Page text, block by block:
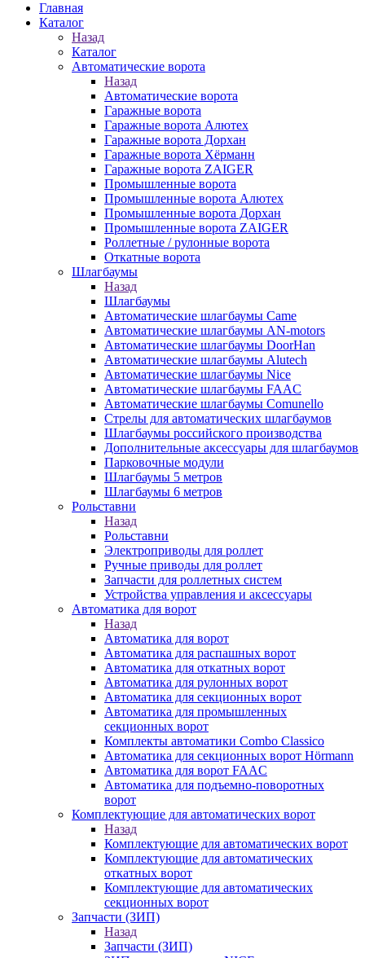
Главная
Каталог
Назад
Каталог
Автоматические ворота
Назад
Автоматические ворота
Гаражные ворота
Гаражные ворота Алютех
Гаражные ворота Дорхан
Гаражные ворота Хёрманн
Гаражные ворота ZAIGER
Промышленные ворота
Промышленные ворота Алютех
Промышленные ворота Дорхан
Промышленные ворота ZAIGER
Роллетные / рулонные ворота
Откатные ворота
Шлагбаумы
Назад
Шлагбаумы
Автоматические шлагбаумы Came
Автоматические шлагбаумы AN-motors
Автоматические шлагбаумы DoorHan
Автоматические шлагбаумы Alutech
Автоматические шлагбаумы Nice
Автоматические шлагбаумы FAAC
Автоматические шлагбаумы Comunello
Стрелы для автоматических шлагбаумов
Шлагбаумы российского производства
Дополнительные аксессуары для шлагбаумов
Парковочные модули
Шлагбаумы 5 метров
Шлагбаумы 6 метров
Рольставни
Назад
Рольставни
Электроприводы для роллет
Ручные приводы для роллет
Запчасти для роллетных систем
Устройства управления и аксессуары
Автоматика для ворот
Назад
Автоматика для ворот
Автоматика для распашных ворот
Автоматика для откатных ворот
Автоматика для рулонных ворот
Автоматика для секционных ворот
Автоматика для промышленных
секционных ворот
Комплекты автоматики Combo Classico
Автоматика для секционных ворот Hörmann
Автоматика для ворот FAAC
Автоматика для подъемно-поворотных
ворот
Комплектующие для автоматических ворот
Назад
Комплектующие для автоматических ворот
Комплектующие для автоматических
откатных ворот
Комплектующие для автоматических
секционных ворот
Запчасти (ЗИП)
Назад
Запчасти (ЗИП)